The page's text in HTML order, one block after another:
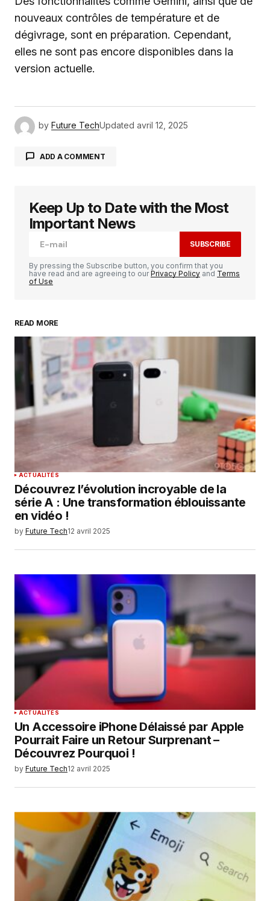
nouveaux contrôles de température et de
dégivrage, sont en préparation. Cependant,
elles ne sont pas encore disponibles dans la
version actuelle.
by Future TechUpdated avril 12, 2025
ADD A COMMENT
Votre adresse e-mail ne sera pas publiée. Les
champs obligatoires sont indiqués avec
Your Name
Your E-mail*
Enregistrer mon nom, mon e-mail et mon
site dans le navigateur pour mon prochain
commentaire.
SUBMIT COMMENT
Keep Up to Date with the Most
Important News
SUBSCRIBE
By pressing the Subscribe button, you confirm that you
have read and are agreeing to ourPrivacy Policy and Terms
of Use
READ MORE
ACTUALITÉS
Découvrez l’évolution incroyable de la
série A : Une transformation éblouissante
en vidéo !
by Future Tech12 avril 2025
ACTUALITÉS
Un Accessoire iPhone Délaissé par Apple
Pourrait Faire un Retour Surprenant –
Découvrez Pourquoi !
by Future Tech12 avril 2025